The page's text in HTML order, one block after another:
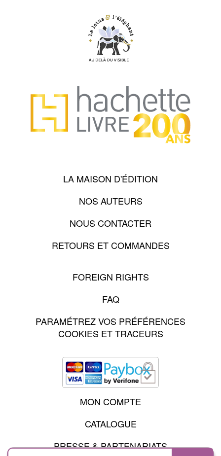
LA MAISON D'ÉDITION
NOS AUTEURS
NOUS CONTACTER
RETOURS ET COMMANDES
FOREIGN RIGHTS
FAQ
PARAMÉTREZ VOS PRÉFÉRENCES
COOKIES ET TRACEURS
MON COMPTE
CATALOGUE
PRESSE & PARTENARIATS